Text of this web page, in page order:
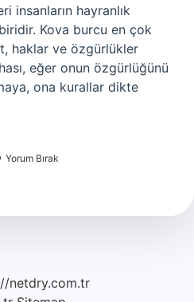
insanların hayranlık
Kova burcu en çok
haklar ve özgürlükler
eğer onun özgürlüğünü
ona kurallar dikte
Yorum Bırak
netdry.com.tr